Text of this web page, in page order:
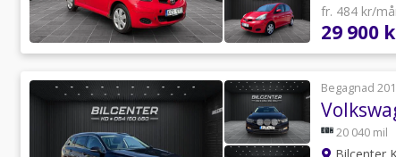
fr. 484 kr/
29 900
Begagnad
20 040 mil
Bilcenter